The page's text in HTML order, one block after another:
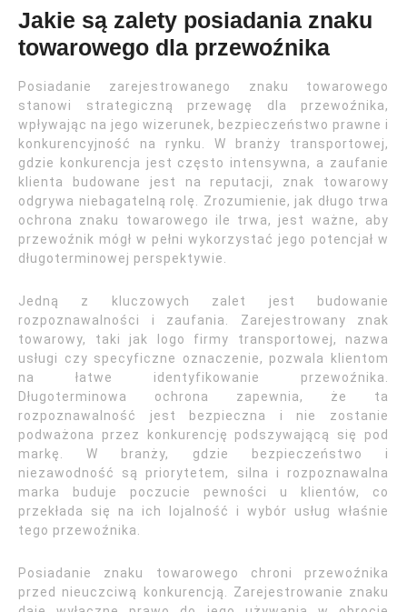
Jakie są zalety posiadania znaku
towarowego dla przewoźnika
Posiadanie zarejestrowanego znaku towarowego
stanowi strategiczną przewagę dla przewoźnika,
wpływając na jego wizerunek, bezpieczeństwo prawne i
konkurencyjność na rynku. W branży transportowej,
gdzie konkurencja jest często intensywna, a zaufanie
klienta budowane jest na reputacji, znak towarowy
odgrywa niebagatelną rolę. Zrozumienie, jak długo trwa
ochrona znaku towarowego ile trwa, jest ważne, aby
przewoźnik mógł w pełni wykorzystać jego potencjał w
długoterminowej perspektywie.
Jedną z kluczowych zalet jest budowanie
rozpoznawalności i zaufania. Zarejestrowany znak
towarowy, taki jak logo firmy transportowej, nazwa
usługi czy specyficzne oznaczenie, pozwala klientom
na łatwe identyfikowanie przewoźnika.
Długoterminowa ochrona zapewnia, że ta
rozpoznawalność jest bezpieczna i nie zostanie
podważona przez konkurencję podszywającą się pod
markę. W branży, gdzie bezpieczeństwo i
niezawodność są priorytetem, silna i rozpoznawalna
marka buduje poczucie pewności u klientów, co
przekłada się na ich lojalność i wybór usług właśnie
tego przewoźnika.
Posiadanie znaku towarowego chroni przewoźnika
przed nieuczciwą konkurencją. Zarejestrowanie znaku